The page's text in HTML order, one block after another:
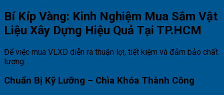
Bí Kíp Vàng: Kinh Nghiệm Mua Sắm Vật
Liệu Xây Dựng Hiệu Quả Tại TP.HCM
Để việc mua VLXD diễn ra thuận lợi, tiết kiệm và đảm bảo chất
lượng:
Chuẩn Bị Kỹ Lưỡng – Chìa Khóa Thành Công